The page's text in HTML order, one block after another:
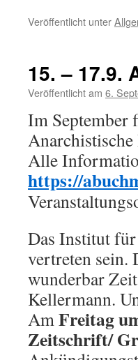
Veröffentlicht unter
15. – 17.9.
Veröffentlicht am 6.
Im September
Anarchistische
Alle
https://
Das Institut
vertreten
wunderbar
Kellermann.
AmFreitag
Zeitschrift/